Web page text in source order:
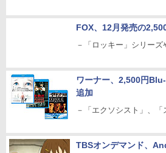
FOX、12月発売の
－「ロッキー」シリー
ワーナー、2,500円
追加
－「エクソシスト」、
TBSオンデマンド、